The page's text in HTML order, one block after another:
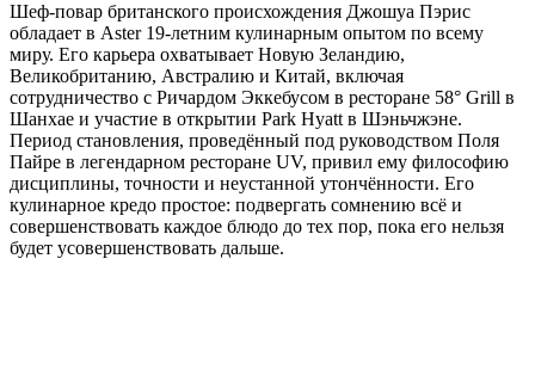
Шеф-повар британского происхождения Джошуа Пэрис
обладает в Aster 19-летним кулинарным опытом по всему
миру. Его карьера охватывает Новую Зеландию,
Великобританию, Австралию и Китай, включая
сотрудничество с Ричардом Эккебусом в ресторане 58° Grill в
Шанхае и участие в открытии Park Hyatt в Шэньчжэне.
Период становления, проведённый под руководством Поля
Пайре в легендарном ресторане UV, привил ему философию
дисциплины, точности и неустанной утончённости. Его
кулинарное кредо простое: подвергать сомнению всё и
совершенствовать каждое блюдо до тех пор, пока его нельзя
будет усовершенствовать дальше.